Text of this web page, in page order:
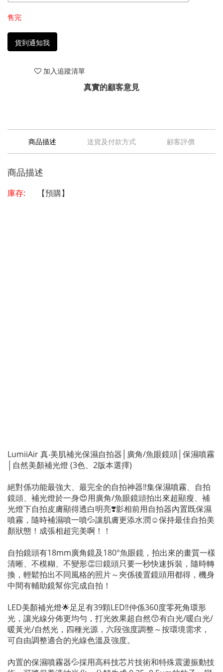
售完
貨到通知我
加入追蹤清單
真實的顧客意見
商品描述 送貨及付款方式 顧客評價
商品描述
庫存: 【預購】
LumiiAir 真‧美肌補光保濕自拍器│廣角/魚眼鏡頭│保濕噴霧
│自然美顏補光燈 (3色、2版本選擇)
絕對係功能最強大、最完全的自拍神器‼️集保濕噴霧、自拍
鏡頭、補光燈於一身😍用廣角/魚眼鏡頭拍出來超顯瘦、補
光燈下自拍皮膚顯得透白明亮❣️影相前用自拍器內置既保濕
噴霧，隨時補濕噴一噴💦讓肌膚更添水潤☺️保持最佳自拍美
顏狀態！成張相超完美啊！！
自拍鏡頭有18mm廣角鏡及180°魚眼鏡，拍出來的畫質一樣
清晰、不模糊、不變形👏🏻鏡頭只要一秒快速拆裝，隨時轉
換，輕鬆拍出不同風格的照片～夾係後置鏡頭用都得，機身
中間有輔助鏡幫你完成自拍！
LED美顏補光燈🌟足足有39顆LED‼️仲係360度零死角環形
光，讓光線分佈更均勻，打光效果超自然😙有白光/暖白光/
暖黃光/自然光，四種光源，六段強度調整～按環境需求，
可自由調整適合的光線色溫及強度。
內置的保濕噴霧器💦採用高科技芯片技術和特殊震盪振動技